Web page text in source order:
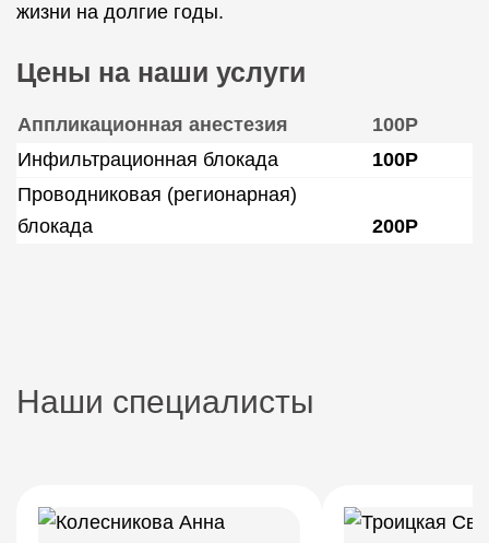
жизни на долгие годы.
Цены на наши услуги
Аппликационная анестезия
100Р
Инфильтрационная блокада
100Р
Проводниковая (регионарная)
блокада
200Р
Наши специалисты